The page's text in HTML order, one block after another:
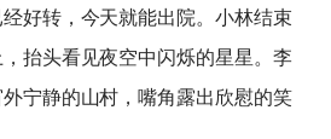
好转，今天就能出院。小林结束
抬头看见夜空中闪烁的星星。李
宁静的山村，嘴角露出欣慰的笑